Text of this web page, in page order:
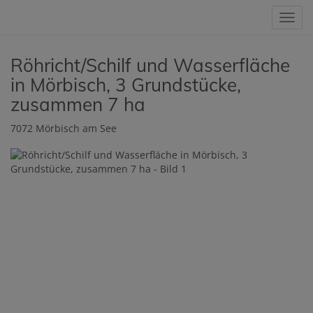
Röhricht/Schilf und Wasserfläche
in Mörbisch, 3 Grundstücke,
zusammen 7 ha
7072 Mörbisch am See